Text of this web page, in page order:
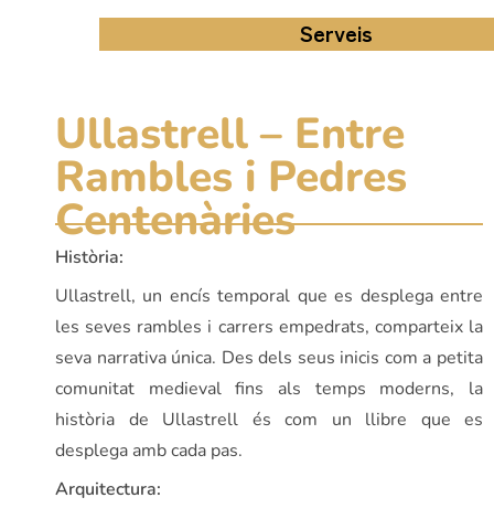
Serveis
Ullastrell – Entre
Rambles i Pedres
Centenàries
Història:
Ullastrell, un encís temporal que es desplega entre
les seves rambles i carrers empedrats, comparteix la
seva narrativa única. Des dels seus inicis com a petita
comunitat medieval fins als temps moderns, la
història de Ullastrell és com un llibre que es
desplega amb cada pas.
Arquitectura: